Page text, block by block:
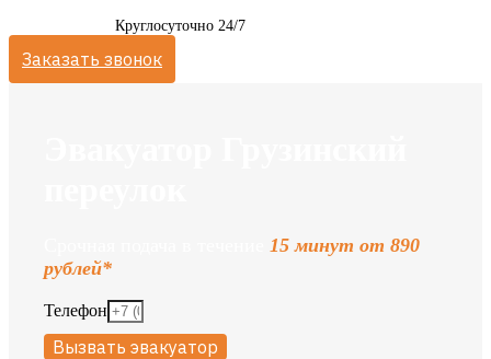
Круглосуточно 24/7
Заказать звонок
15 минут от 890
рублей*
Телефон
Вызвать эвакуатор